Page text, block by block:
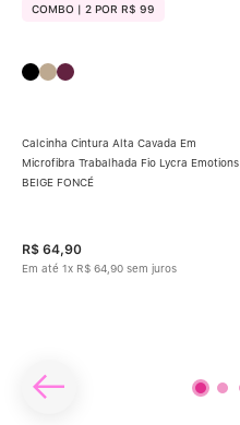
COMBO | 2 POR R$ 99
Calcinha Cintura Alta Cavada Em
Microfibra Trabalhada Fio Lycra Emotions
BEIGE FONCÉ
R$ 64,90
Em até 1x R$ 64 90 sem juros